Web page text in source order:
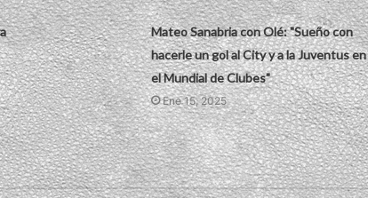
Mateo Sanabria con Olé: "Sueño con
hacerle un gol al City y a la Juventus en
el Mundial de Clubes"
Ene 15, 2025